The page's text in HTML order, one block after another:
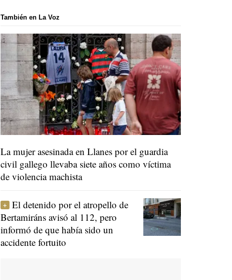
También en La Voz
La mujer asesinada en Llanes por el guardia
civil gallego llevaba siete años como víctima
de violencia machista
El detenido por el atropello de
Bertamiráns avisó al 112, pero
informó de que había sido un
accidente fortuito